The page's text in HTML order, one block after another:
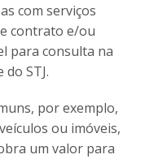
com serviços
contrato e/ou
para consulta na
STJ.
por exemplo,
ou imóveis,
um valor para